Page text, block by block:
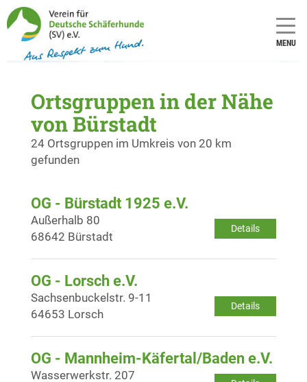
MENU
Ortsgruppen in der Nähe
von Bürstadt
24 Ortsgruppen im Umkreis von 20 km
gefunden
OG - Bürstadt 1925 e.V.
Details
Außerhalb 80
68642 Bürstadt
OG - Lorsch e.V.
Details
Sachsenbuckelstr. 9-11
64653 Lorsch
OG - Mannheim-Käfertal/Baden e.V.
Wasserwerkstr. 207